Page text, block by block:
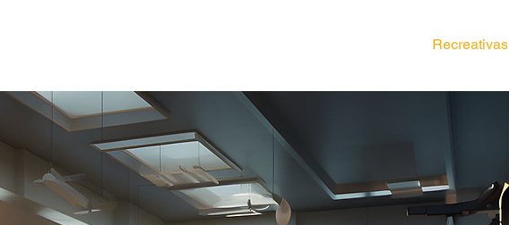
Recreativas